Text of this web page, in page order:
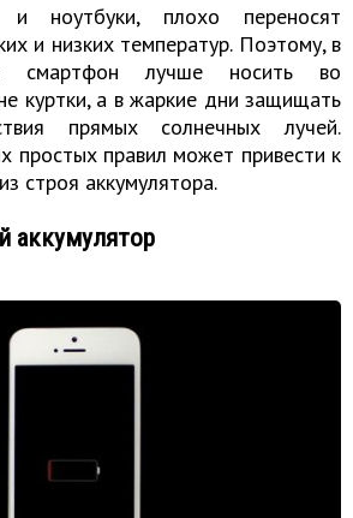
ноутбуки, плохо переносят
и низких температур. Поэтому, в
смартфон лучше носить во
куртки, а в жаркие дни защищать
прямых солнечных лучей.
простых правил может привести к
строя аккумулятора.
аккумулятор